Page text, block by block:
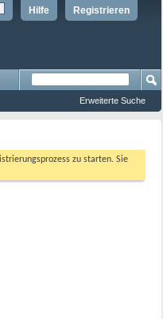
Registrieren
Hilfe
Erweiterte Suche
zu starten. Sie